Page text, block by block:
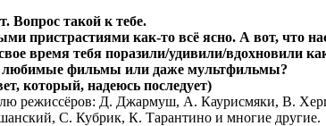
Вопрос такой к тебе.
пристрастиями как-то всё ясно. А вот, что
время тебя поразили/удивили/вдохновили
любимые фильмы или даже мультфильмы?
который, надеюсь последует)
режиссёров: Д. Джармуш, А. Каурисмяки, В.
С. Кубрик, К. Тарантино и многие другие.